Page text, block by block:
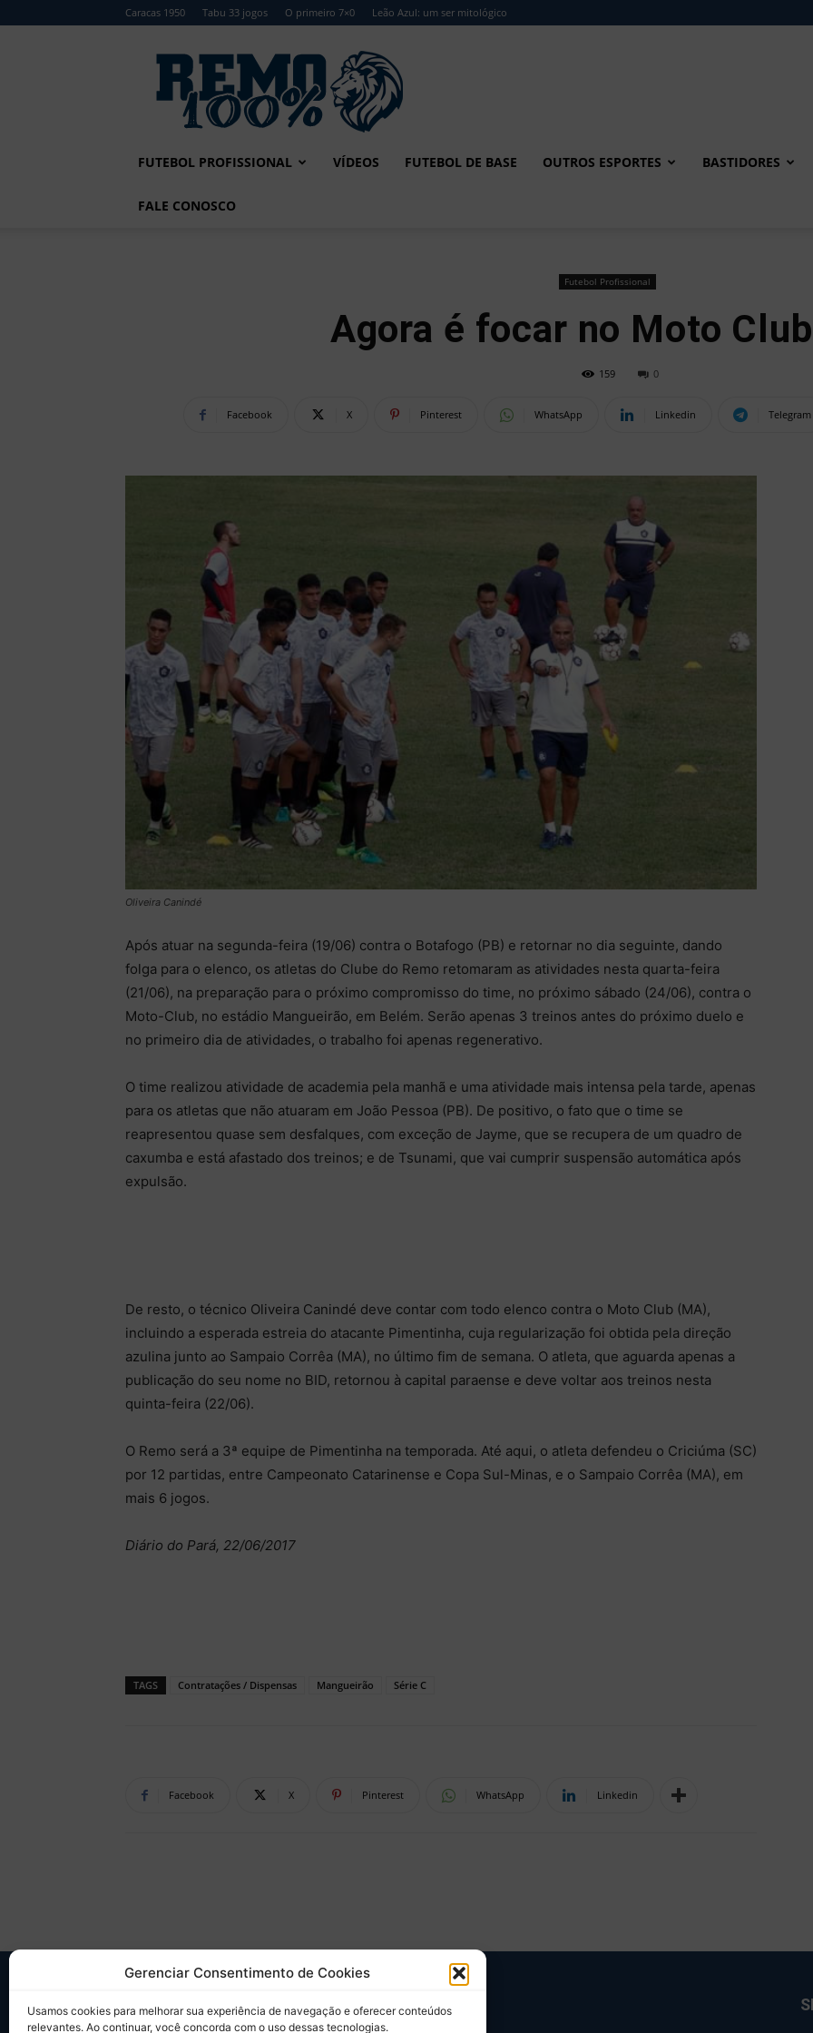
Gerenciar Consentimento de Cookies
Usamos cookies para melhorar sua experiência de navegação e oferecer conteúdos
relevantes. Ao continuar, você concorda com o uso dessas tecnologias.
Caracas 1950 Tabu 33 jogos O primeiro 7×0 Leão Azul: um ser mitológico
Remo
FUTEBOL PROFISSIONAL VÍDEOS FUTEBOL DE BASE OUTROS ESPORTES BASTIDORES
FALE CONOSCO
Futebol Profissional
Agora é focar no Moto
159 0
Facebook X Pinterest WhatsApp Linkedin Telegram
Oliveira Canindé
Após atuar na segunda-feira (19/06) contra o Botafogo (PB) e retornar no dia seguinte, dando
folga para o elenco, os atletas do Clube do Remo retomaram as atividades nesta quarta-feira
(21/06), na preparação para o próximo compromisso do time, no próximo sábado (24/06), contra o
Moto-Club, no estádio Mangueirão, em Belém. Serão apenas 3 treinos antes do próximo duelo e
no primeiro dia de atividades, o trabalho foi apenas regenerativo.
O time realizou atividade de academia pela manhã e uma atividade mais intensa pela tarde, apenas
para os atletas que não atuaram em João Pessoa (PB). De positivo, o fato que o time se
reapresentou quase sem desfalques, com exceção de Jayme, que se recupera de um quadro de
caxumba e está afastado dos treinos; e de Tsunami, que vai cumprir suspensão automática após
expulsão.
De resto, o técnico Oliveira Canindé deve contar com todo elenco contra o Moto Club (MA),
incluindo a esperada estreia do atacante Pimentinha, cuja regularização foi obtida pela direção
azulina junto ao Sampaio Corrêa (MA), no último fim de semana. O atleta, que aguarda apenas a
publicação do seu nome no BID, retornou à capital paraense e deve voltar aos treinos nesta
quinta-feira (22/06).
O Remo será a 3ª equipe de Pimentinha na temporada. Até aqui, o atleta defendeu o Criciúma (SC)
por 12 partidas, entre Campeonato Catarinense e Copa Sul-Minas, e o Sampaio Corrêa (MA), em
mais 6 jogos.
Diário do Pará, 22/06/2017
TAGS Contratações / Dispensas Mangueirão Série C
Facebook X Pinterest WhatsApp Linkedin
SOBRE NÓS